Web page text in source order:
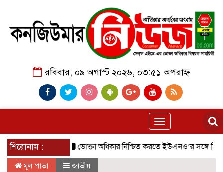
রবিবার, ০৯ অগাস্ট ২০২৬, ০৩:৫১ অপরাহ্ন
Toggle
navigation
শিরোনাম :
অনুষ্ঠিত। ভোক্তা অধিকার নিশ্চিত করতে ইউএনও’র সঙ্গে সিআরবি
মূল পাতা জাতীয়